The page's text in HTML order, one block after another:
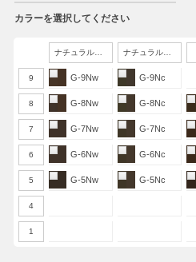
カラーを選択してください
9 G-9Nw G-9Nc
8 G-8Nw G-8Nc
7 G-7Nw G-7Nc
6 G-6Nw G-6Nc
5 G-5Nw G-5Nc
4
1